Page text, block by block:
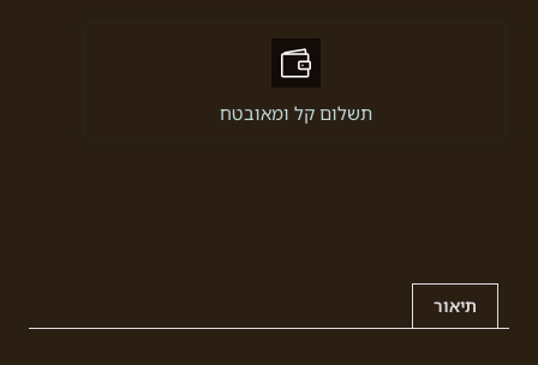
תשלום קל ומאובטח
תיאור